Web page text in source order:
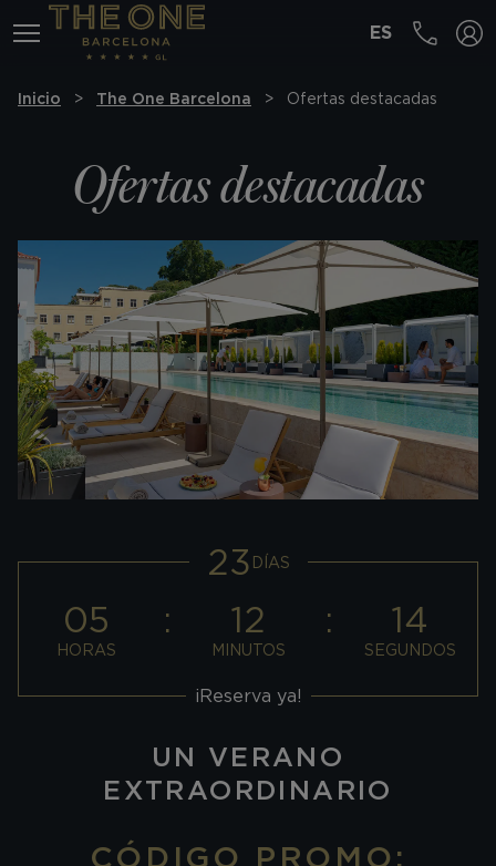
MENÚ ES
Inicio The One Barcelona Ofertas destacadas
Ofertas destacadas
23 DÍAS
05
HORAS
12
MINUTOS
14
SEGUNDOS
¡Reserva ya!
UN VERANO
EXTRAORDINARIO
CÓDIGO PROMO: